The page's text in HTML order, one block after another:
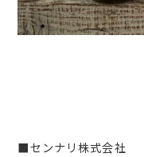
■センナリ株式会社